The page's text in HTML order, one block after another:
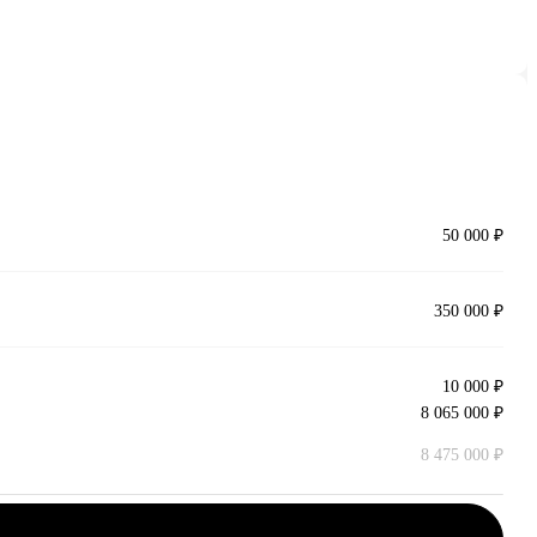
50 000 ₽
350 000 ₽
10 000 ₽
8 065 000 ₽
8 475 000 ₽